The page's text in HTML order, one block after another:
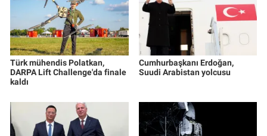
Türk mühendis Polatkan,
DARPA Lift Challenge'da finale
kaldı
Cumhurbaşkanı Erdoğan,
Suudi Arabistan yolcusu